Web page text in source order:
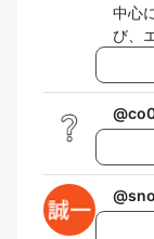
中心
び、
@
@